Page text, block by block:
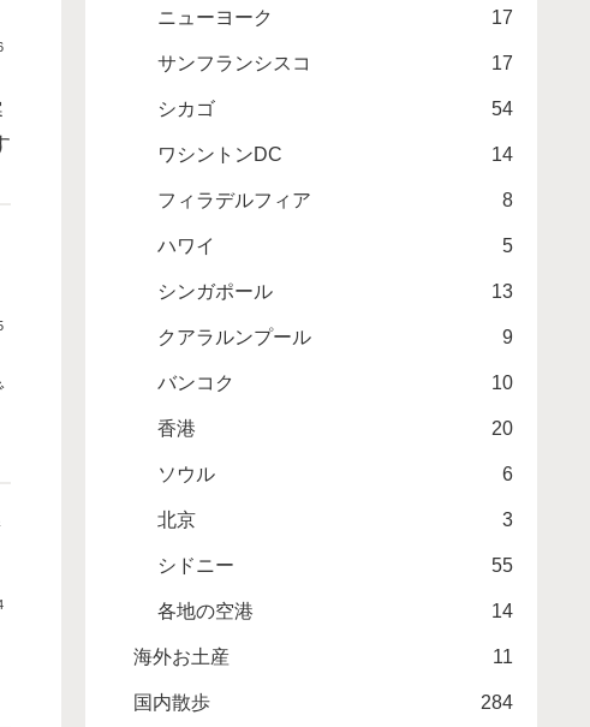
ニューヨーク 17
サンフランシスコ 17
シカゴ 54
ワシントンDC 14
フィラデルフィア 8
ハワイ 5
シンガポール 13
クアラルンプール 9
バンコク 10
香港 20
ソウル 6
北京 3
シドニー 55
各地の空港 14
海外お土産 11
国内散歩 284